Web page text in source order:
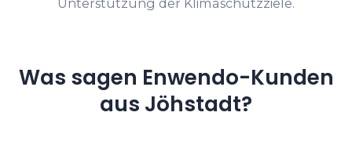
Was sagen Enwendo-Kunden
aus Jöhstadt?